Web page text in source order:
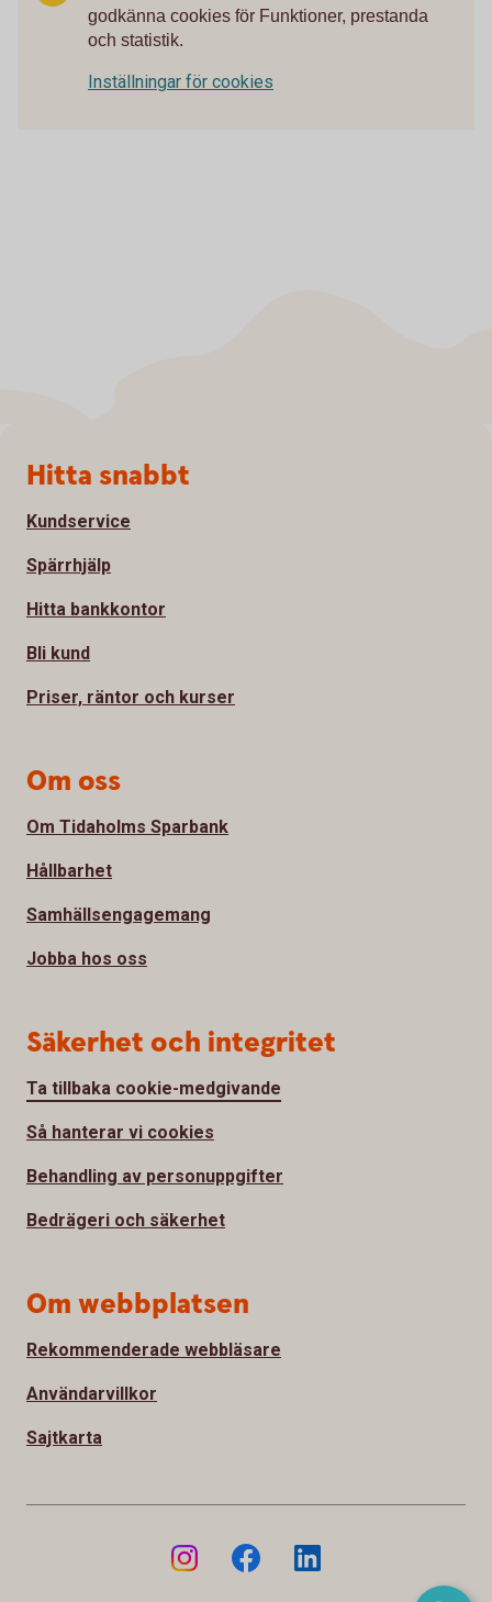
godkänna cookies för Funktioner, prestanda
och statistik.
Inställningar för cookies
Sidfot
Hitta snabbt
Kundservice
Spärrhjälp
Hitta bankkontor
Bli kund
Priser, räntor och kurser
Om oss
Om Tidaholms Sparbank
Hållbarhet
Samhällsengagemang
Jobba hos oss
Säkerhet och integritet
Ta tillbaka cookie-medgivande
Så hanterar vi cookies
Behandling av personuppgifter
Bedrägeri och säkerhet
Om webbplatsen
Rekommenderade webbläsare
Användarvillkor
Sajtkarta